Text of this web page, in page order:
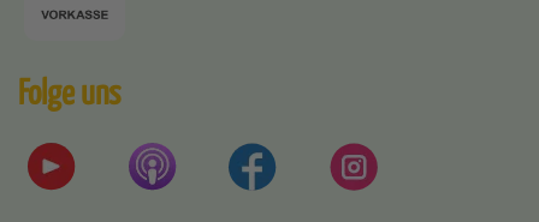
Folge uns